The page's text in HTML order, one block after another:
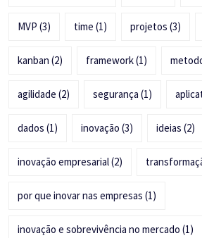
MVP (3) time (1) projetos (3)
kanban (2) framework(1)
agilidade (2) segurança (1)
dados (1) inovação (3) ideias (2)
inovação empresarial(2)
por que inovar nas empresas (1)
inovação e sobrevivência no mercado (1)